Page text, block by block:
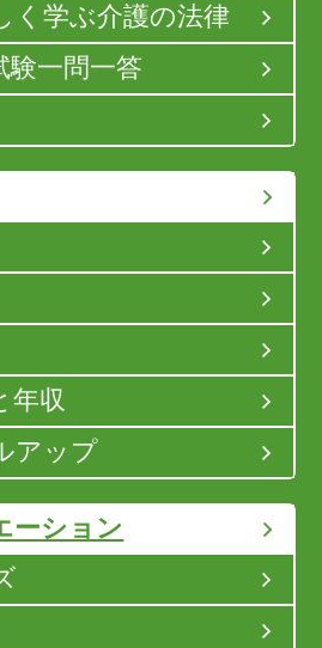
く学ぶ介護の法律
験一問一答
年収
アップ
ーション